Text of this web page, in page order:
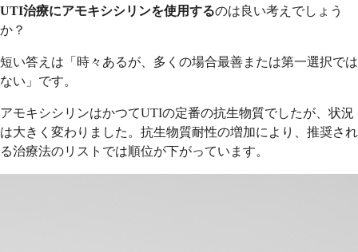
UTI治療にアモキシシリンを使用するのは良い考えでしょう
か？
短い答えは「時々あるが、多くの場合最善または第一選択では
ない」です。
アモキシシリンはかつてUTIの定番の抗生物質でしたが、状況
は大きく変わりました。抗生物質耐性の増加により、推奨され
る治療法のリストでは順位が下がっています。